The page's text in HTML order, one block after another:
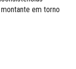
em torno